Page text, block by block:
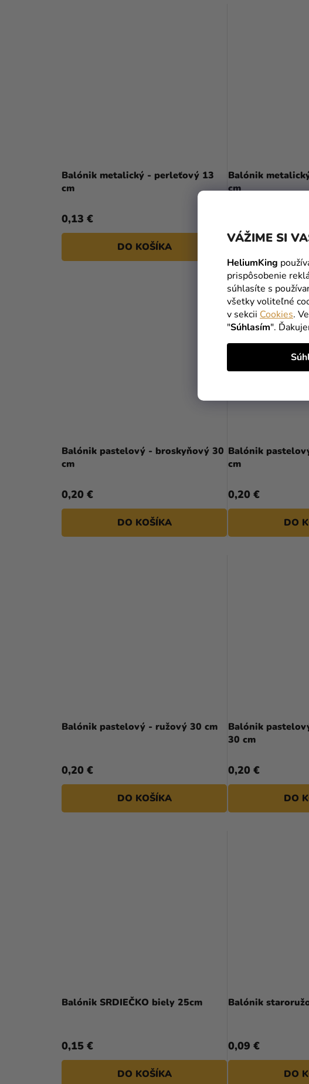
VÁŽIME SI
HeliumKing
prispôsobenie
súhlasíte s
všetky voliteľné
v sekcii Cookies.
"Súhlasím".
Balónik metalický - perleťový 13
cm
0,13 €
DO KOŠÍKA
Balónik
cm
Balónik pastelový - broskyňový 30
cm
0,20 €
DO KOŠÍKA
Balónik
cm
0,20 €
DO
Balónik pastelový - ružový 30 cm
0,20 €
DO KOŠÍKA
Balónik
30 cm
0,20 €
DO
Balónik SRDIEČKO biely 25cm
hodnotenie
produktu
5
hviezdičiek.
0,15 €
DO KOŠÍKA
Balónik
0,09 €
DO